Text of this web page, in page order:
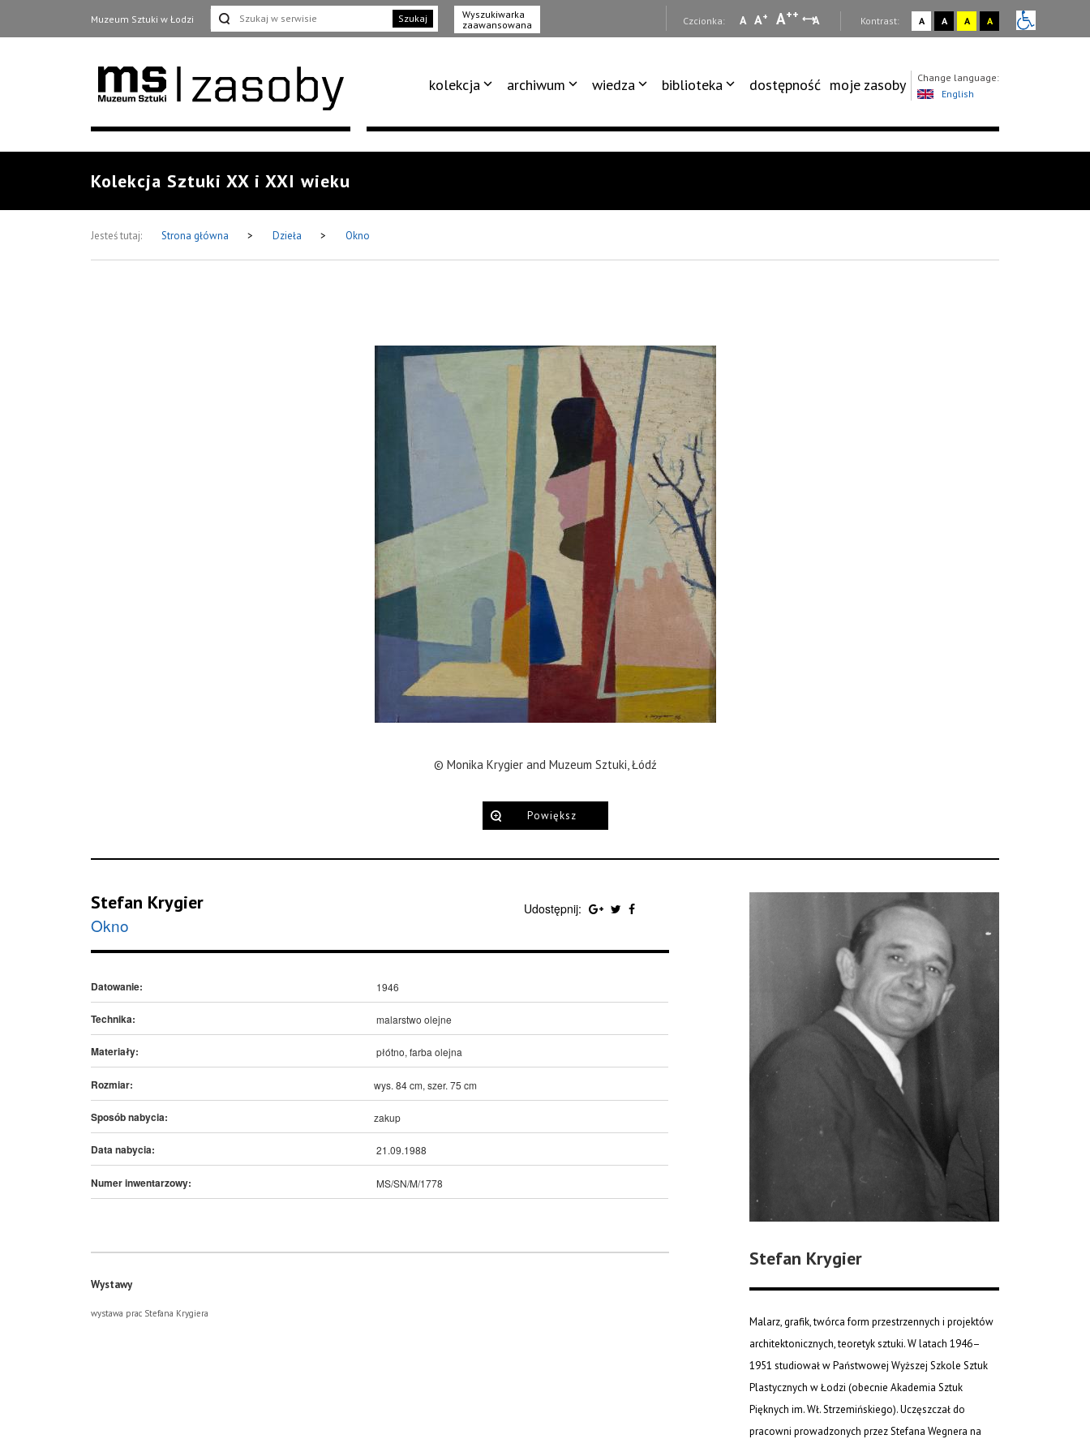
Muzeum Sztuki w Łodzi Szukaj
Wyszukiwarka
zaawansowana
Czcionka: A A+ A++ A Kontrast: A A A A
kolekcja archiwum wiedza biblioteka dostępność moje zasoby
Change language:
English
Kolekcja Sztuki XX i XXI wieku
Jesteś tutaj: Strona główna > Dzieła > Okno
© Monika Krygier and Muzeum Sztuki, Łódź
Powiększ
Stefan Krygier
Okno
Udostępnij:
Datowanie: 1946
Technika: malarstwo olejne
Materiały: płótno, farba olejna
Rozmiar: wys. 84 cm, szer. 75 cm
Sposób nabycia: zakup
Data nabycia: 21.09.1988
Numer inwentarzowy: MS/SN/M/1778
Wystawy
wystawa prac Stefana Krygiera
Stefan Krygier
Malarz, grafik, twórca form przestrzennych i projektów
architektonicznych, teoretyk sztuki. W latach 1946–
1951 studiował w Państwowej Wyższej Szkole Sztuk
Plastycznych w Łodzi (obecnie Akademia Sztuk
Pięknych im. Wł. Strzemińskiego). Uczęszczał do
pracowni prowadzonych przez Stefana Wegnera na